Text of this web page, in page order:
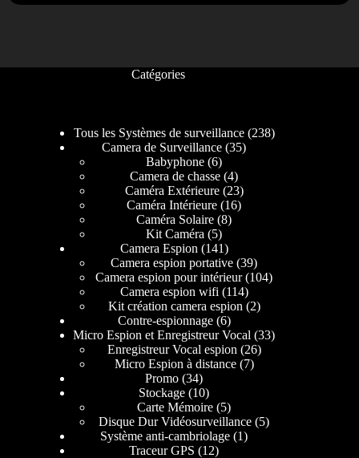
Catégories
Tous les Systèmes de surveillance 238
Camera de Surveillance 35
Babyphone 6
Camera de chasse 4
Caméra Extérieure 23
Caméra Intérieure 16
Caméra Solaire 8
Kit Caméra
5
Camera Espion 141
Camera espion portative 39
Camera espion pour intérieur 104
Camera espion wifi 114
Kit création camera espion 2
Contre-espionnage 6
Micro Espion et Enregistreur Vocal 33
Enregistreur Vocal espion 26
Micro Espion à distance 7
Promo 34
Stockage 10
Carte Mémoire 5
Disque Dur Vidéosurveillance 5
Système anti-cambriolage 1
Traceur GPS
12